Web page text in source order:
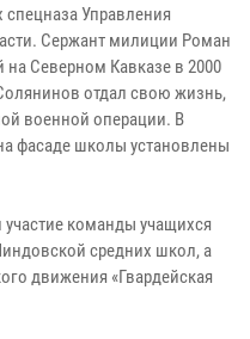
Управления
Сержант милиции Роман
Северном Кавказе в 2000
отдал свою жизнь,
военной операции. В
фасаде школы установлены
команды учащихся
средних школ, а
движения «Гвардейская